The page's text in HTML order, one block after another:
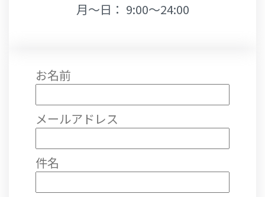
月～日： 9:00～24:00
お名前
メールアドレス
件名